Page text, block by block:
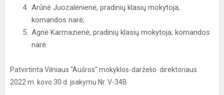
Arūnė Juozalėnienė, pradinių klasių mokytoja,
komandos narė;
Agnė Karmazienė, pradinių klasių mokytoja, komandos
narė.
Patvirtinta Vilniaus "Aušros" mokyklos-darželio direktoriaus
2022 m. kovo 30 d. įsakymu Nr. V-34B